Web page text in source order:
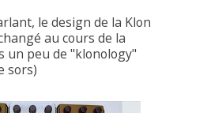
le design de la Klon
au cours de la
un peu de "klonology"
sors)